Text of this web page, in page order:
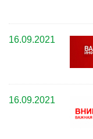
16.09.2021
16.09.2021